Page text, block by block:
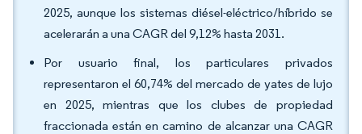
2025, aunque los sistemas diésel-eléctrico/híbrido se
acelerarán a una CAGR del 9,12% hasta 2031.
Por usuario final, los particulares privados
representaron el 60,74% del mercado de yates de lujo
en 2025, mientras que los clubes de propiedad
fraccionada están en camino de alcanzar una CAGR